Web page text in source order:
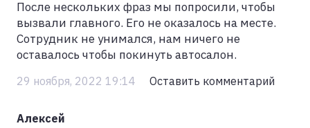
После нескольких фраз мы попросили, чтобы
вызвали главного. Его не оказалось на месте.
Сотрудник не унимался, нам ничего не
оставалось чтобы покинуть автосалон.
29 ноября, 2022 19:14 Оставить комментарий
Алексей